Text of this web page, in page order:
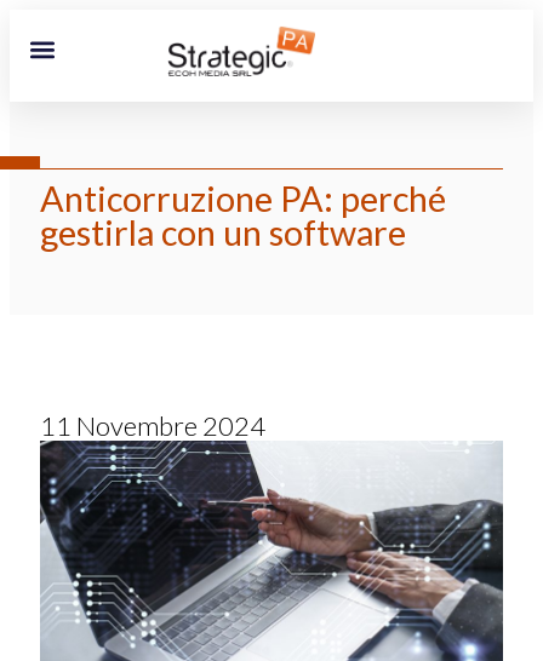
Anticorruzione PA: perché
gestirla con un software
11 Novembre 2024